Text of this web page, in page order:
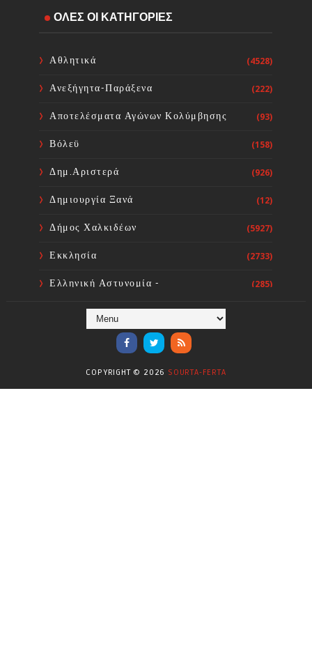
Έναρξη εργασιών του Υποέργου 1
Συλλόγων Χώρας: Άμεση
επίσπευση των διαδικασιών και
ΟΛΕΣ ΟΙ ΚΑΤΗΓΟΡΙΕΣ
Αθλητικά (4528)
Ανεξήγητα-Παράξενα (222)
Αποτελέσματα Αγώνων Κολύμβησης (93)
Βόλεϋ (158)
Δημ.Αριστερά (926)
Δημιουργία Ξανά (12)
Δήμος Χαλκιδέων (5927)
Εκκλησία (2733)
Ελληνική Αστυνομία -
(285)
Ενόργανη Γυμναστική
COPYRIGHT © 2026 SOURTA-FERTA